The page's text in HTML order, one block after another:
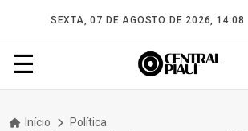
SEXTA, 07 DE AGOSTO DE 2026, 14:08
☰
Início
Política